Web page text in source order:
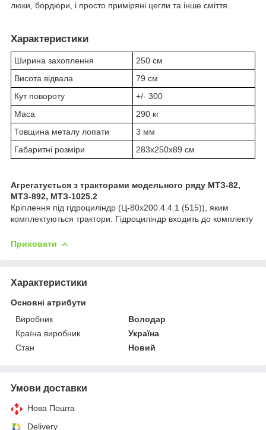
люки, бордюри, і просто приміряні цегли та інше сміття.
Характеристики
Ширина захоплення
250 см
Висота відвала
79 см
Кут повороту
+/- 300
Маса
290 кг
Товщина металу лопати
3 мм
Габаритні розміри
283х250х89 см
Агрегатується з тракторами модельного ряду МТЗ-82,
МТЗ-892, МТЗ-1025.2
Кріплення під гідроциліндр (Ц-80х200.4.4.1 (515)), яким
комплектуються трактори. Гідроциліндр входить до комплекту
Приховати
Характеристики
Основні атрибути
Виробник
Володар
Країна виробник
Україна
Стан
Новий
Умови доставки
Нова Пошта
Delivery